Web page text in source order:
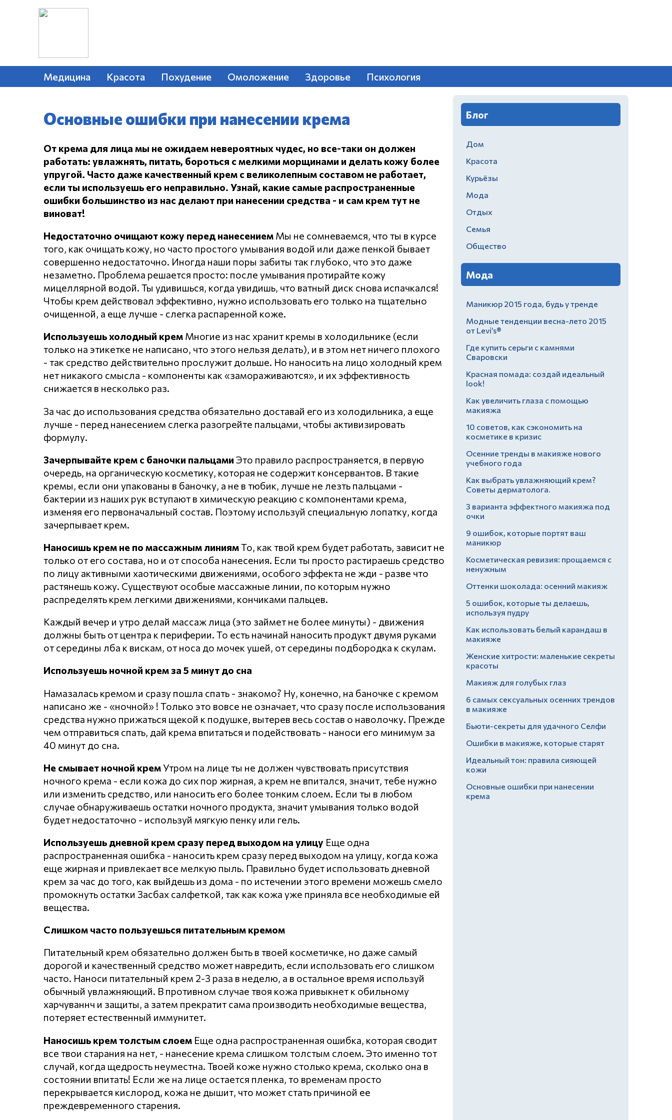
Медицина Красота Похудение Омоложение Здоровье Психология
Основные ошибки при нанесении крема
От крема для лица мы не ожидаем невероятных чудес, но все-таки он должен
работать: увлажнять, питать, бороться с мелкими морщинами и делать кожу более
упругой. Часто даже качественный крем с великолепным составом не работает,
если ты используешь его неправильно. Узнай, какие самые распространенные
ошибки большинство из нас делают при нанесении средства - и сам крем тут не
виноват!
Недостаточно очищают кожу перед нанесением Мы не сомневаемся, что ты в курсе
того, как очищать кожу, но часто простого умывания водой или даже пенкой бывает
совершенно недостаточно. Иногда наши поры забиты так глубоко, что это даже
незаметно. Проблема решается просто: после умывания протирайте кожу
мицеллярной водой. Ты удивишься, когда увидишь, что ватный диск снова испачкался!
Чтобы крем действовал эффективно, нужно использовать его только на тщательно
очищенной, а еще лучше - слегка распаренной коже.
Используешь холодный крем Многие из нас хранит кремы в холодильнике (если
только на этикетке не написано, что этого нельзя делать), и в этом нет ничего плохого
- так средство действительно прослужит дольше. Но наносить на лицо холодный крем
нет никакого смысла - компоненты как «замораживаются», и их эффективность
снижается в несколько раз.
За час до использования средства обязательно доставай его из холодильника, а еще
лучше - перед нанесением слегка разогрейте пальцами, чтобы активизировать
формулу.
Зачерпывайте крем с баночки пальцами Это правило распространяется, в первую
очередь, на органическую косметику, которая не содержит консервантов. В такие
кремы, если они упакованы в баночку, а не в тюбик, лучше не лезть пальцами -
бактерии из наших рук вступают в химическую реакцию с компонентами крема,
изменяя его первоначальный состав. Поэтому используй специальную лопатку, когда
зачерпывает крем.
Наносишь крем не по массажным линиямТо, как твой крем будет работать, зависит не
только от его состава, но и от способа нанесения. Если ты просто растираешь средство
по лицу активными хаотическими движениями, особого эффекта не жди - разве что
растянешь кожу. Существуют особые массажные линии, по которым нужно
распределять крем легкими движениями, кончиками пальцев.
Каждый вечер и утро делай массаж лица (это займет не более минуты) - движения
должны быть от центра к периферии. То есть начинай наносить продукт двумя руками
от середины лба к вискам, от носа до мочек ушей, от середины подбородка к скулам.
Используешь ночной крем за 5 минут до сна
Намазалась кремом и сразу пошла спать - знакомо? Ну, конечно, на баночке с кремом
написано же - «ночной» ! Только это вовсе не означает, что сразу после использования
средства нужно прижаться щекой к подушке, вытерев весь состав о наволочку. Прежде
чем отправиться спать, дай крема впитаться и подействовать - наноси его минимум за
40 минут до сна.
Не смывает ночной кремУтром на лице ты не должен чувствовать присутствия
ночного крема - если кожа до сих пор жирная, а крем не впитался, значит, тебе нужно
или изменить средство, или наносить его более тонким слоем. Если ты в любом
случае обнаруживаешь остатки ночного продукта, значит умывания только водой
будет недостаточно - используй мягкую пенку или гель.
Используешь дневной крем сразу перед выходом на улицу Еще одна
распространенная ошибка - наносить крем сразу перед выходом на улицу, когда кожа
еще жирная и привлекает все мелкую пыль. Правильно будет использовать дневной
крем за час до того, как выйдешь из дома - по истечении этого времени можешь смело
промокнуть остатки Засбах салфеткой, так как кожа уже приняла все необходимые ей
вещества.
Слишком часто пользуешься питательным кремом
Питательный крем обязательно должен быть в твоей косметичке, но даже самый
дорогой и качественный средство может навредить, если использовать его слишком
часто. Наноси питательный крем 2-3 раза в неделю, а в остальное время используй
обычный увлажняющий. В противном случае твоя кожа привыкнет к обильному
харчуваннч и защиты, а затем прекратит сама производить необходимые вещества,
потеряет естественный иммунитет.
Наносишь крем толстым слоем Еще одна распространенная ошибка, которая сводит
все твои старания на нет, - нанесение крема слишком толстым слоем. Это именно тот
случай, когда щедрость неуместна. Твоей коже нужно столько крема, сколько она в
состоянии впитать! Если же на лице остается пленка, то временам просто
перекрывается кислород, кожа не дышит, что может стать причиной ее
преждевременного старения.
Блог
Дом
Красота
Курьёзы
Мода
Отдых
Семья
Общество
Мода
Маникюр 2015 года, будь у тренде
Модные тенденции весна-лето 2015
от Levi’s®
Где купить серьги с камнями
Сваровски
Красная помада: создай идеальный
look!
Как увеличить глаза с помощью
макияжа
10 советов, как сэкономить на
косметике в кризис
Осенние тренды в макияже нового
учебного года
Как выбрать увлажняющий крем?
Советы дерматолога.
3 варианта эффектного макияжа под
очки
9 ошибок, которые портят ваш
маникюр
Косметическая ревизия: прощаемся с
ненужным
Оттенки шоколада: осенний макияж
5 ошибок, которые ты делаешь,
используя пудру
Как использовать белый карандаш в
макияже
Женские хитрости: маленькие секреты
красоты
Макияж для голубых глаз
6 самых сексуальных осенних трендов
в макияже
Бьюти-секреты для удачного Селфи
Ошибки в макияже, которые старят
Идеальный тон: правила сияющей
кожи
Основные ошибки при нанесении
крема